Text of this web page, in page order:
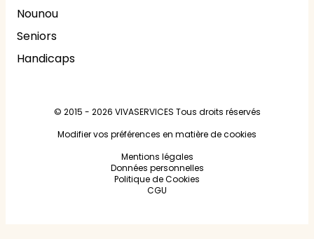
Nounou
Seniors
Handicaps
© 2015 - 2026 VIVASERVICES Tous droits réservés
Modifier vos préférences en matière de cookies
Mentions légales
Données personnelles
Politique de Cookies
CGU